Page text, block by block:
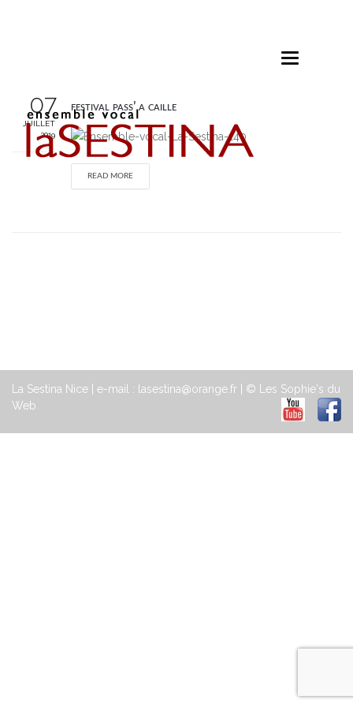
Toggle
navigation
07
JUILLET
2019
festival pass’ a caille
READ MORE
La Sestina Nice | e-mail : lasestina@orange.fr | © Les Sophie's du
Web